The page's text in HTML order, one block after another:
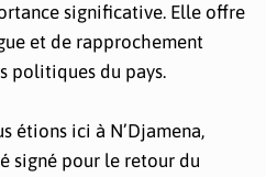
significative. Elle offre
et de rapprochement
politiques du pays.
étions ici à N’Djamena,
signé pour le retour du